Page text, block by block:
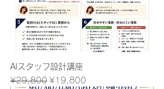
AIスタッフ設計講座
Regular Price
¥29,800 Sale Price
¥19,800